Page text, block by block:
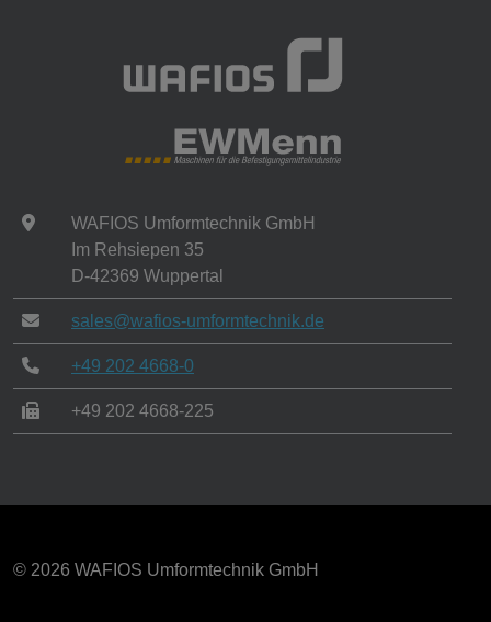
WAFIOS Umformtechnik GmbH
Im Rehsiepen 35
D-42369 Wuppertal
sales@wafios-umformtechnik.de
+49 202 4668-0
+49 202 4668-225
© 2026 WAFIOS Umformtechnik GmbH